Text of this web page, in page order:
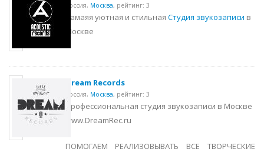
Россия, Москва, рейтинг: 3
Самаяя уютная и стильная Студия звукозаписи в
Москве
Dream Records
Россия, Москва, рейтинг: 3
Профессиональная студия звукозаписи в Москве
www.DreamRec.ru
ПОМОГАЕМ РЕАЛИЗОВЫВАТЬ ВСЕ ТВОРЧЕСКИЕ